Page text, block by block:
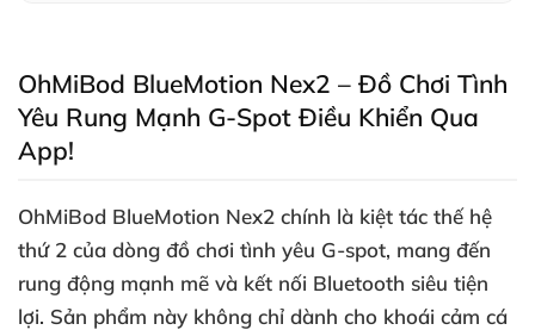
OhMiBod BlueMotion Nex2 – Đồ Chơi Tình
Yêu Rung Mạnh G-Spot Điều Khiển Qua
App!
OhMiBod BlueMotion Nex2 chính là kiệt tác thế hệ
thứ 2 của dòng đồ chơi tình yêu G-spot, mang đến
rung động mạnh mẽ và kết nối Bluetooth siêu tiện
lợi. Sản phẩm này không chỉ dành cho khoái cảm cá